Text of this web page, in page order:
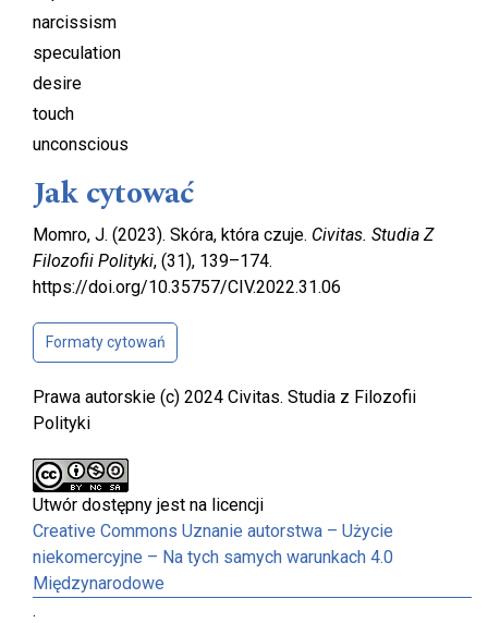
narcissism
speculation
desire
touch
unconscious
Jak cytować
Momro, J. (2023). Skóra, która czuje. Civitas. Studia Z
Filozofii Polityki, (31), 139–174.
https://doi.org/10.35757/CIV.2022.31.06
Formaty cytowań
Prawa autorskie (c) 2024 Civitas. Studia z Filozofii
Polityki
Utwór dostępny jest na licencji
Creative Commons Uznanie autorstwa – Użycie
niekomercyjne – Na tych samych warunkach 4.0
Międzynarodowe
.